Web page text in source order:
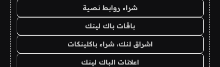
شراء روابط نصية
باقات باك لينك
اشراق لنك، شراء باكلينكات
اعلانات الباك لينك